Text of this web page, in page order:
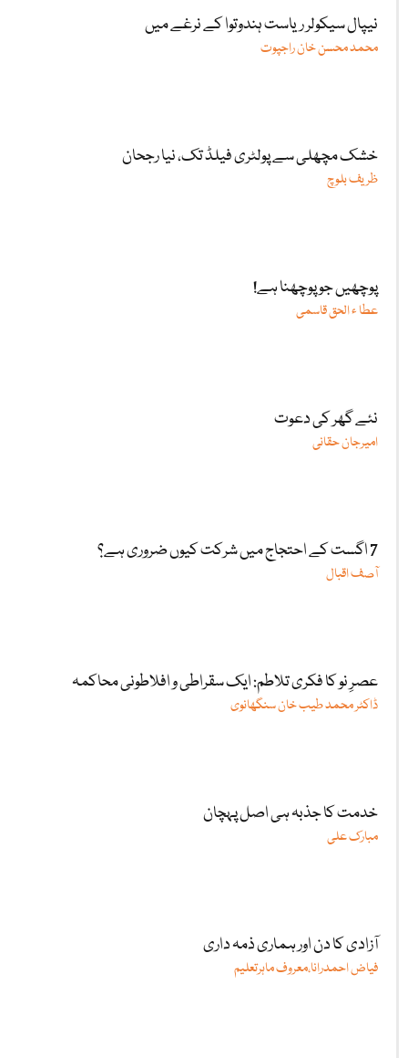
نیپال سیکولر ریاست ہندوتوا کے نرغے میں
محمد محسن خان راجپوت
خشک مچھلی سے پولٹری فیلڈ تک، نیا رجحان
ظریف بلوچ
پوچھیں جو پوچھنا ہے!
عطا ء الحق قاسمی
نئے گھر کی دعوت
امیرجان حقانی
7 اگست کے احتجاج میں شرکت کیوں ضروری ہے؟
آصف اقبال
عصرِ نو کا فکری تلاطم: ایک سقراطی و افلاطونی محاکمہ
ڈاکٹر محمد طیب خان سنگھانوی
خدمت کا جذبہ ہی اصل پہچان
مبارک علی
آزادی کا دن اور ہماری ذمہ داری
فیاض احمدرانا،معروف ماہرتعلیم